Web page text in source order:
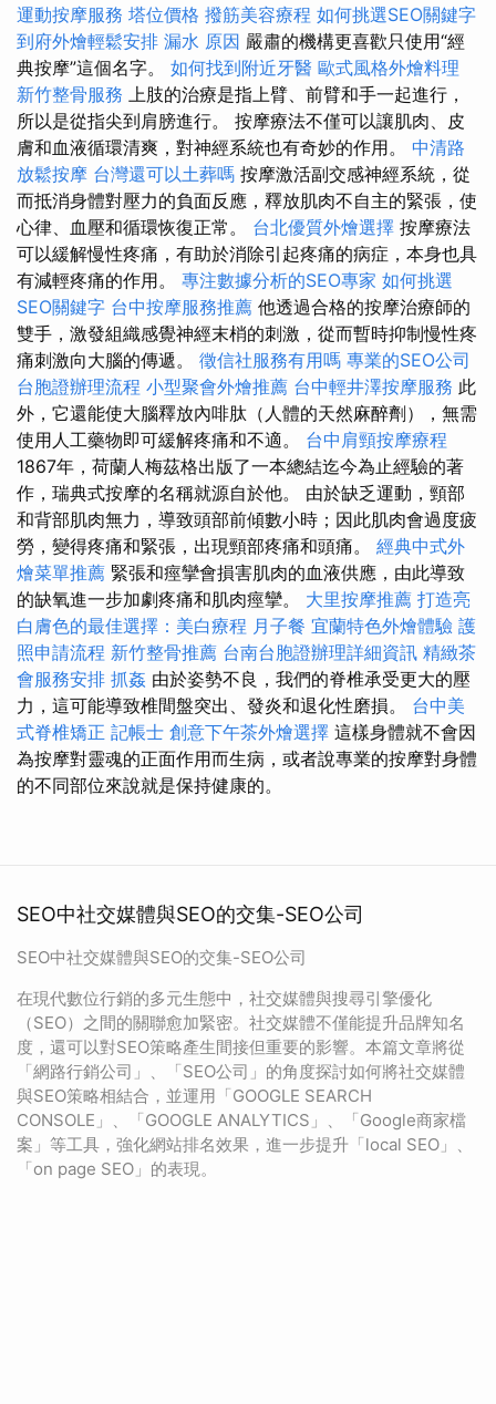
運動按摩服務 塔位價格 撥筋美容療程 如何挑選SEO關鍵字
到府外燴輕鬆安排 漏水 原因 嚴肅的機構更喜歡只使用“經
典按摩”這個名字。 如何找到附近牙醫 歐式風格外燴料理
新竹整骨服務 上肢的治療是指上臂、前臂和手一起進行，
所以是從指尖到肩膀進行。 按摩療法不僅可以讓肌肉、皮
膚和血液循環清爽，對神經系統也有奇妙的作用。 中清路
放鬆按摩 台灣還可以土葬嗎 按摩激活副交感神經系統，從
而抵消身體對壓力的負面反應，釋放肌肉不自主的緊張，使
心律、血壓和循環恢復正常。 台北優質外燴選擇 按摩療法
可以緩解慢性疼痛，有助於消除引起疼痛的病症，本身也具
有減輕疼痛的作用。 專注數據分析的SEO專家 如何挑選
SEO關鍵字 台中按摩服務推薦 他透過合格的按摩治療師的
雙手，激發組織感覺神經末梢的刺激，從而暫時抑制慢性疼
痛刺激向大腦的傳遞。 徵信社服務有用嗎 專業的SEO公司
台胞證辦理流程 小型聚會外燴推薦 台中輕井澤按摩服務 此
外，它還能使大腦釋放內啡肽（人體的天然麻醉劑），無需
使用人工藥物即可緩解疼痛和不適。 台中肩頸按摩療程
1867年，荷蘭人梅茲格出版了一本總結迄今為止經驗的著
作，瑞典式按摩的名稱就源自於他。 由於缺乏運動，頸部
和背部肌肉無力，導致頭部前傾數小時；因此肌肉會過度疲
勞，變得疼痛和緊張，出現頸部疼痛和頭痛。 經典中式外
燴菜單推薦 緊張和痙攣會損害肌肉的血液供應，由此導致
的缺氧進一步加劇疼痛和肌肉痙攣。 大里按摩推薦 打造亮
白膚色的最佳選擇：美白療程 月子餐 宜蘭特色外燴體驗 護
照申請流程 新竹整骨推薦 台南台胞證辦理詳細資訊 精緻茶
會服務安排 抓姦 由於姿勢不良，我們的脊椎承受更大的壓
力，這可能導致椎間盤突出、發炎和退化性磨損。 台中美
式脊椎矯正 記帳士 創意下午茶外燴選擇 這樣身體就不會因
為按摩對靈魂的正面作用而生病，或者說專業的按摩對身體
的不同部位來說就是保持健康的。
SEO中社交媒體與SEO的交集-SEO公司
SEO中社交媒體與SEO的交集-SEO公司
在現代數位行銷的多元生態中，社交媒體與搜尋引擎優化
（SEO）之間的關聯愈加緊密。社交媒體不僅能提升品牌知名
度，還可以對SEO策略產生間接但重要的影響。本篇文章將從
「網路行銷公司」、「SEO公司」的角度探討如何將社交媒體
與SEO策略相結合，並運用「GOOGLE SEARCH
CONSOLE」、「GOOGLE ANALYTICS」、「Google商家檔
案」等工具，強化網站排名效果，進一步提升「local SEO」、
「on page SEO」的表現。